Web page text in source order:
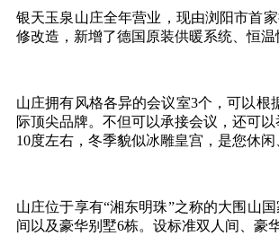
银天玉泉山庄全年营业，现由浏阳市首
修改造，新增了德国原装供暖系统、恒
山庄拥有风格各异的会议室3个，可以
际顶尖品牌。不但可以承接会议，还可
10度左右，冬季貌似冰雕皇宫，是您休
山庄位于享有“湘东明珠”之称的大围山
间以及豪华别墅6栋。设标准双人间、豪